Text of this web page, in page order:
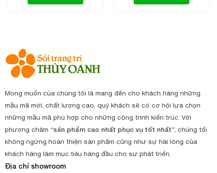
Mong muốn của chúng tôi là mang đến cho khách hàng những
mẫu mã mới, chất lượng cao, quý khách sẽ có cơ hội lựa chọn
những mẫu mã phù hợp cho những công trình kiến trúc. Với
phương châm “sản phẩm cao nhất phục vụ tốt nhất”, chúng tối
không ngừng hoàn thiện sản phẩm cũng như sự hài lòng của
khách hàng làm mục tiêu hàng đầu cho sự phát triển.
Địa chỉ showroom